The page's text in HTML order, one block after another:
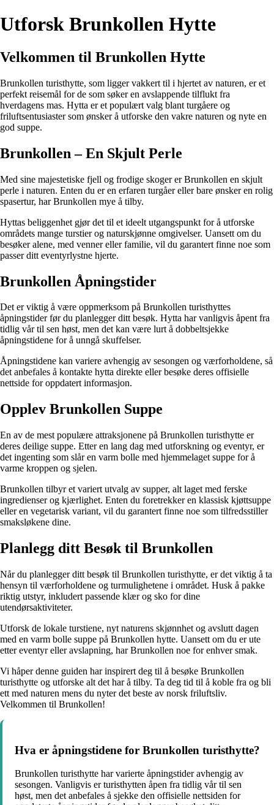
Utforsk Brunkollen Hytte
Velkommen til Brunkollen Hytte
Brunkollen turisthytte, som ligger vakkert til i hjertet av naturen, er et
perfekt reisemål for de som søker en avslappende tilflukt fra
hverdagens mas. Hytta er et populært valg blant turgåere og
friluftsentusiaster som ønsker å utforske den vakre naturen og nyte en
god suppe.
Brunkollen – En Skjult Perle
Med sine majestetiske fjell og frodige skoger er Brunkollen en skjult
perle i naturen. Enten du er en erfaren turgåer eller bare ønsker en rolig
spasertur, har Brunkollen mye å tilby.
Hyttas beliggenhet gjør det til et ideelt utgangspunkt for å utforske
områdets mange turstier og naturskjønne omgivelser. Uansett om du
besøker alene, med venner eller familie, vil du garantert finne noe som
passer ditt eventyrlystne hjerte.
Brunkollen Åpningstider
Det er viktig å være oppmerksom på Brunkollen turisthyttes
åpningstider før du planlegger ditt besøk. Hytta har vanligvis åpent fra
tidlig vår til sen høst, men det kan være lurt å dobbeltsjekke
åpningstidene for å unngå skuffelser.
Åpningstidene kan variere avhengig av sesongen og værforholdene, så
det anbefales å kontakte hytta direkte eller besøke deres offisielle
nettside for oppdatert informasjon.
Opplev Brunkollen Suppe
En av de mest populære attraksjonene på Brunkollen turisthytte er
deres deilige suppe. Etter en lang dag med utforskning og eventyr, er
det ingenting som slår en varm bolle med hjemmelaget suppe for å
varme kroppen og sjelen.
Brunkollen tilbyr et variert utvalg av supper, alt laget med ferske
ingredienser og kjærlighet. Enten du foretrekker en klassisk kjøttsuppe
eller en vegetarisk variant, vil du garantert finne noe som tilfredsstiller
smaksløkene dine.
Planlegg ditt Besøk til Brunkollen
Når du planlegger ditt besøk til Brunkollen turisthytte, er det viktig å ta
hensyn til værforholdene og turmulighetene i området. Husk å pakke
riktig utstyr, inkludert passende klær og sko for dine
utendørsaktiviteter.
Utforsk de lokale turstiene, nyt naturens skjønnhet og avslutt dagen
med en varm bolle suppe på Brunkollen hytte. Uansett om du er ute
etter eventyr eller avslapning, har Brunkollen noe for enhver smak.
Vi håper denne guiden har inspirert deg til å besøke Brunkollen
turisthytte og utforske alt det har å tilby. Ta deg tid til å koble fra og bli
ett med naturen mens du nyter det beste av norsk friluftsliv.
Velkommen til Brunkollen!
Hva er åpningstidene for Brunkollen turisthytte?
Brunkollen turisthytte har varierte åpningstider avhengig av
sesongen. Vanligvis er turisthytten åpen fra tidlig vår til sen
høst, men det anbefales å sjekke den offisielle nettsiden for